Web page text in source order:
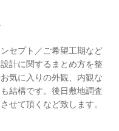
セプト／ご希望工期など
計に関するまとめ方を整
気に入りの外観、内観な
結構です。後日敷地調査
せて頂くなど致します。